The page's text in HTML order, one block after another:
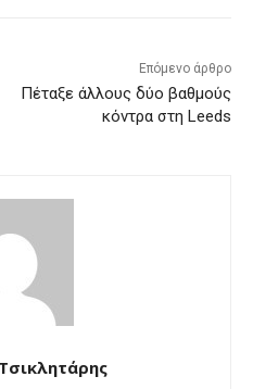
Επόμενο άρθρο
Πέταξε άλλους δύο βαθμούς
κόντρα στη Leeds